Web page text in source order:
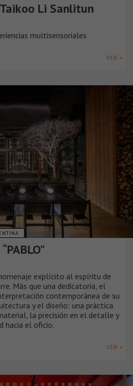
Li Sanlitun
multisensoriales
VER +
explícito al espíritu de
Más que una dedicatoria, el
contemporánea de su
y el diseño: una práctica
la precisión en el detalle y
hacia el oficio.
VER +